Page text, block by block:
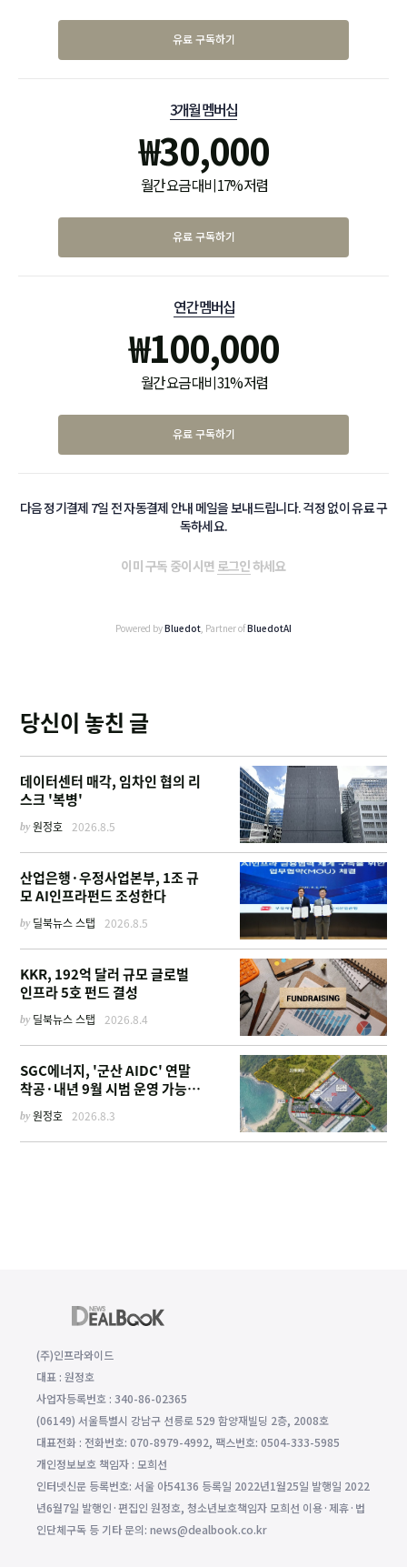
유료 구독하기
3개월 멤버십
₩30,000
월간 요금 대비 17% 저렴
유료 구독하기
연간 멤버십
₩100,000
월간 요금 대비 31% 저렴
유료 구독하기
다음 정기결제 7일 전 자동결제 안내 메일을 보내드립니다. 걱정 없이 유료 구
독하세요.
이미 구독 중이시면 로그인하세요
Powered byBluedot, Partner ofBluedotAI
당신이 놓친 글
데이터센터 매각, 임차인 협의 리
스크 '복병'
by원정호 2026.8.5
산업은행·우정사업본부, 1조 규
모 AI인프라펀드 조성한다
by 딜북뉴스 스탭 2026.8.5
KKR, 192억 달러 규모 글로벌
인프라 5호 펀드 결성
by 딜북뉴스 스탭 2026.8.4
SGC에너지, '군산 AIDC' 연말
착공·내년 9월 시범 운영 가능한
이유
by원정호 2026.8.3
(주)인프라와이드
대표 : 원정호
사업자등록번호 : 340-86-02365
(06149) 서울특별시 강남구 선릉로 529 함양재빌딩 2층, 2008호
대표전화 : 전화번호: 070-8979-4992, 팩스번호: 0504-333-5985
개인정보보호 책임자 : 모희선
인터넷신문 등록번호: 서울 아54136 등록일 2022년1월25일 발행일 2022
년6월7일 발행인·편집인 원정호, 청소년보호책임자 모희선 이용·제휴·법
인단체구독 등 기타 문의: news@dealbook.co.kr